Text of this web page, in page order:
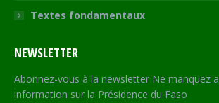
Textes fondamentaux
NEWSLETTER
Abonnez-vous à la newsletter Ne manquez
information sur la Présidence du Faso